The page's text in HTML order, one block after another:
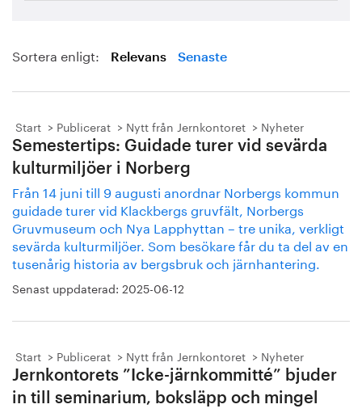
Sortera enligt: Relevans Senaste
Start Publicerat Nytt från Jernkontoret Nyheter
Semestertips: Guidade turer vid sevärda
kulturmiljöer i Norberg
Från 14 juni till 9 augusti anordnar Norbergs kommun
guidade turer vid Klackbergs gruvfält, Norbergs
Gruvmuseum och Nya Lapphyttan – tre unika, verkligt
sevärda kulturmiljöer. Som besökare får du ta del av en
tusenårig historia av bergsbruk och järnhantering.
Senast uppdaterad: 2025-06-12
Start Publicerat Nytt från Jernkontoret Nyheter
Jernkontorets ”Icke-järnkommitté” bjuder
in till seminarium, boksläpp och mingel